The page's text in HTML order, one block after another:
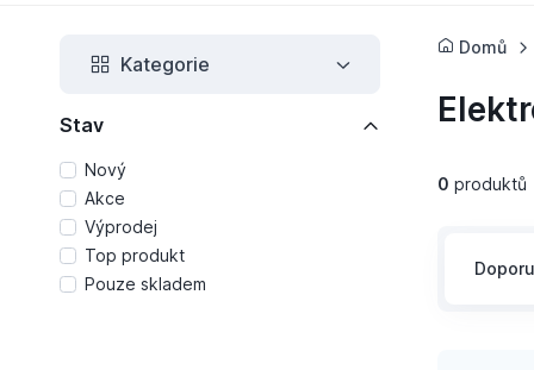
Kategorie
Stav
Nový
Akce
Výprodej
Top produkt
Pouze skladem
Domů
0 produktů